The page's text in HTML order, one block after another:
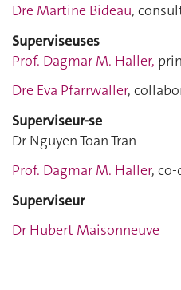
Dre Martine Bideau,
Superviseuses
Prof. Dagmar M. Haller,
Dre Eva Pfarrwaller,
Superviseur-se
Dr Nguyen Toan Tran
Prof. Dagmar M. Haller,
Superviseur
Dr Hubert Maisonneuve